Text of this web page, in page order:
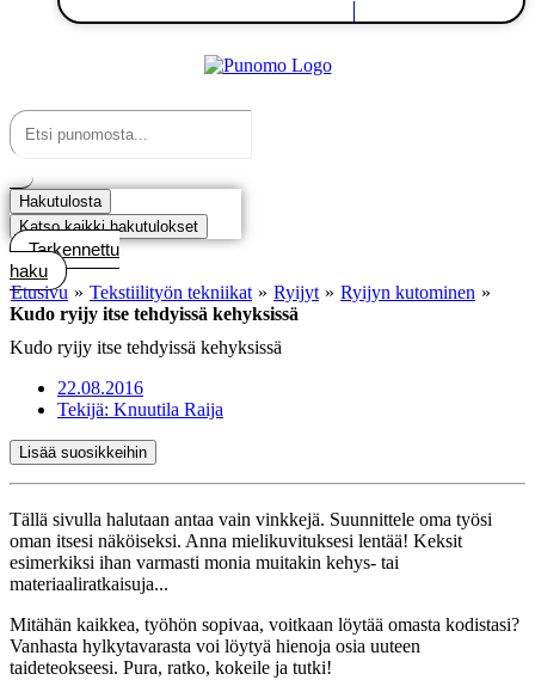
Search
...
Hakutulosta
Katso kaikki hakutulokset
Tarkennettu
haku
Etusivu » Tekstiilityön tekniikat » Ryijyt » Ryijyn kutominen »
Kudo ryijy itse tehdyissä kehyksissä
Kudo ryijy itse tehdyissä kehyksissä
22.08.2016
Tekijä: Knuutila Raija
Lisää suosikkeihin
Tällä sivulla halutaan antaa vain vinkkejä. Suunnittele oma työsi
oman itsesi näköiseksi. Anna mielikuvituksesi lentää! Keksit
esimerkiksi ihan varmasti monia muitakin kehys- tai
materiaaliratkaisuja...
Mitähän kaikkea, työhön sopivaa, voitkaan löytää omasta kodistasi?
Vanhasta hylkytavarasta voi löytyä hienoja osia uuteen
taideteokseesi. Pura, ratko, kokeile ja tutki!